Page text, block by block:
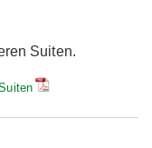
Suiten.